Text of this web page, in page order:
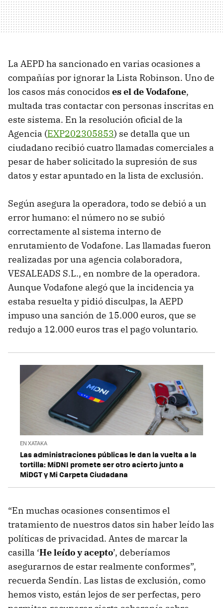
La AEPD ha sancionado en varias ocasiones a
compañías por ignorar la Lista Robinson. Uno de
los casos más conocidos es el de Vodafone,
multada tras contactar con personas inscritas en
este sistema. En la resolución oficial de la
Agencia (EXP202305853) se detalla que un
ciudadano recibió cuatro llamadas comerciales a
pesar de haber solicitado la supresión de sus
datos y estar apuntado en la lista de exclusión.
Según asegura la operadora, todo se debió a un
error humano: el número no se subió
correctamente al sistema interno de
enrutamiento de Vodafone. Las llamadas fueron
realizadas por una agencia colaboradora,
VESALEADS S.L., en nombre de la operadora.
Aunque Vodafone alegó que la incidencia ya
estaba resuelta y pidió disculpas, la AEPD
impuso una sanción de 15.000 euros, que se
redujo a 12.000 euros tras el pago voluntario.
EN XATAKA
Las administraciones públicas le dan la vuelta a la
tortilla: MiDNI promete ser otro acierto junto a
MiDGT y Mi Carpeta Ciudadana
“En muchas ocasiones consentimos el
tratamiento de nuestros datos sin haber leído las
políticas de privacidad. Antes de marcar la
casilla ‘He leído y acepto’, deberíamos
asegurarnos de estar realmente conformes”,
recuerda Sendín. Las listas de exclusión, como
hemos visto, están lejos de ser perfectas, pero